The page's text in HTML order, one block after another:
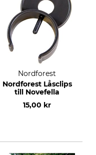
Nordforest
Nordforest Låsclips
till Novefella
15,00 kr